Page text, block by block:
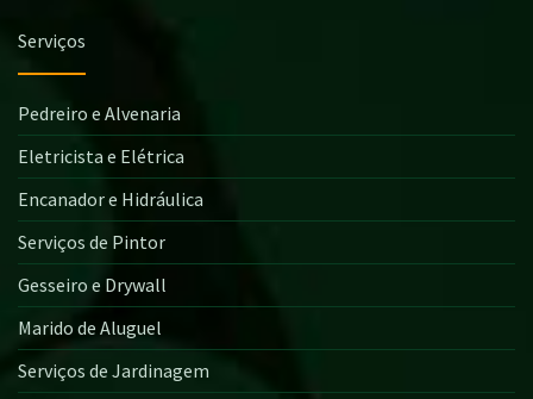
Serviços
Pedreiro e Alvenaria
Eletricista e Elétrica
Encanador e Hidráulica
Serviços de Pintor
Gesseiro e Drywall
Marido de Aluguel
Serviços de Jardinagem